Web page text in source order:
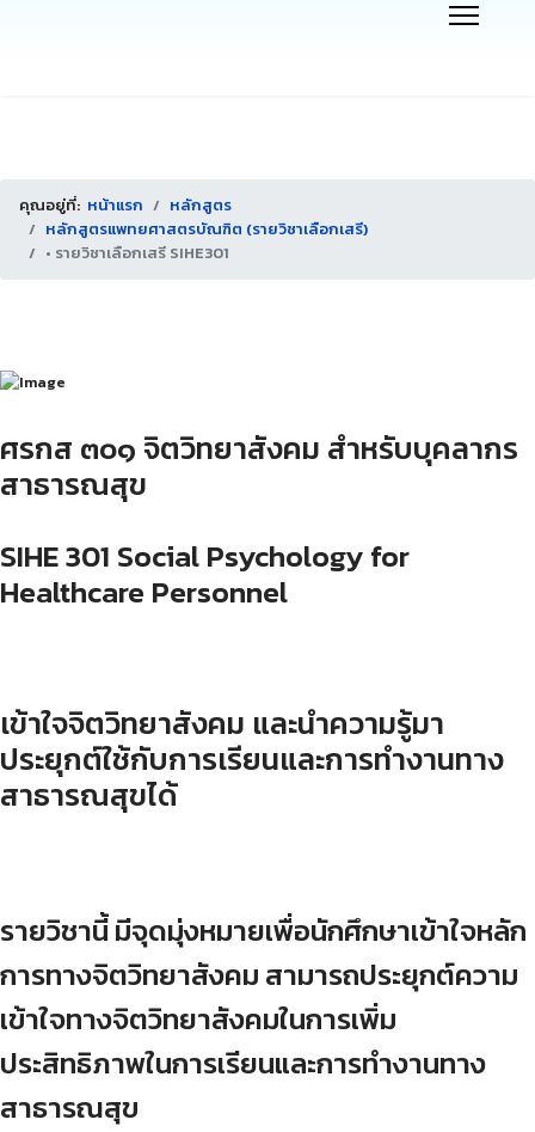
คุณอยู่ที่: หน้าแรก
หลักสูตร
หลักสูตรแพทยศาสตรบัณฑิต (รายวิชาเลือกเสรี)
• รายวิชาเลือกเสรี SIHE301
ศรกส ๓๐๑ จิตวิทยาสังคม สำหรับบุคลากร
สาธารณสุข
SIHE 301 Social Psychology for
Healthcare Personnel
เข้าใจจิตวิทยาสังคม และนำความรู้มา
ประยุกต์ใช้กับการเรียนและการทำงานทาง
สาธารณสุขได้
รายวิชานี้ มีจุดมุ่งหมายเพื่อนักศึกษาเข้าใจหลัก
การทางจิตวิทยาสังคม สามารถประยุกต์ความ
เข้าใจทางจิตวิทยาสังคมในการเพิ่ม
ประสิทธิภาพในการเรียนและการทำงานทาง
สาธารณสุข